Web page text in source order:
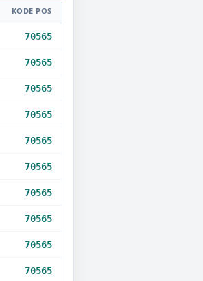
KODE POS
70565
70565
70565
70565
70565
70565
70565
70565
70565
70565